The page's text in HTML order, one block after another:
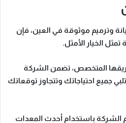
وترميم موثوقة في العين، فإن
تمثل الخيار الأمثل.
المتخصص، تضمن الشركة
جميع احتياجاتك وتتجاوز توقعاتك
الشركة باستخدام أحدث المعدات